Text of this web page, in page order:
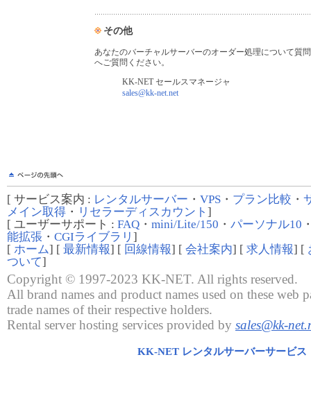
その他
あなたのバーチャルサーバーのオーダー処理について質
へご質問ください。
KK-NET セールスマネージャ
sales@kk-net.net
[ サービス案内 : レンタルサーバー ・ VPS ・ プラン比較 ・
メイン取得 ・ リセラーディスカウント ]
[ ユーザーサポート : FAQ ・ mini/Lite/150 ・ パーソナル10
能拡張 ・ CGIライブラリ ]
[ ホーム] [ 最新情報] [ 回線情報] [ 会社案内] [ 求人情報] [
ついて]
Copyright © 1997-2023 KK-NET. All rights reserved.
All brand names and product names used on these web
trade names of their respective holders.
Rental server hosting services provided by sales@kk-
KK-NET レンタルサーバーサービス